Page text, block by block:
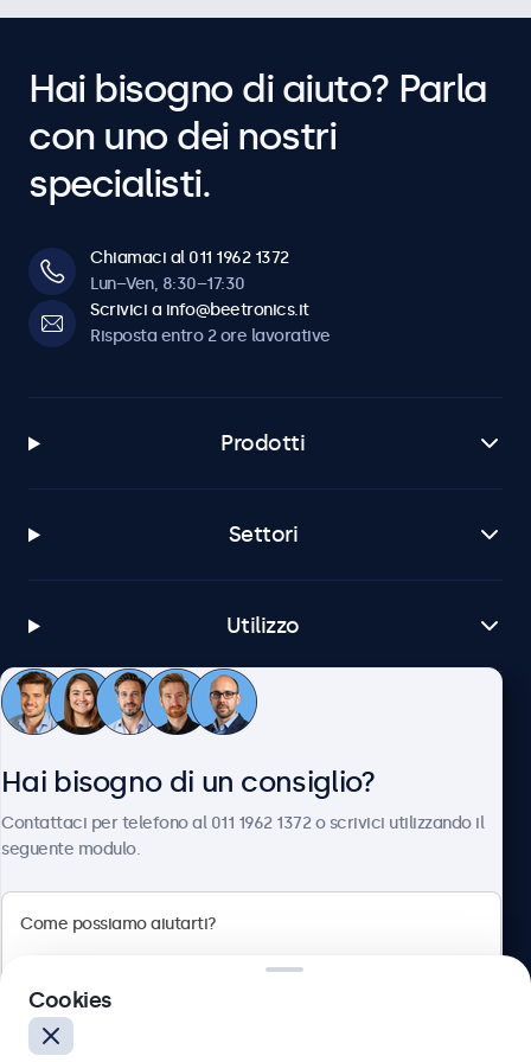
Hai bisogno di aiuto? Parla
con uno dei nostri
specialisti.
Chiamaci al 011 1962 1372
Lun–Ven, 8:30–17:30
Scrivici a info@beetronics.it
Risposta entro 2 ore lavorative
Prodotti
Settori
Utilizzo
Servizio Clienti
Hai bisogno di un consiglio?
Contattaci per telefono al 011 1962 1372 o scrivici utilizzando il
seguente modulo.
Cookies